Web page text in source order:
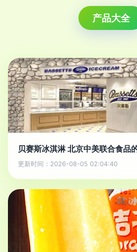
产品大全
贝赛斯冰淇淋 北京中美联合食品
更新时间：2026-08-05 02:04:40